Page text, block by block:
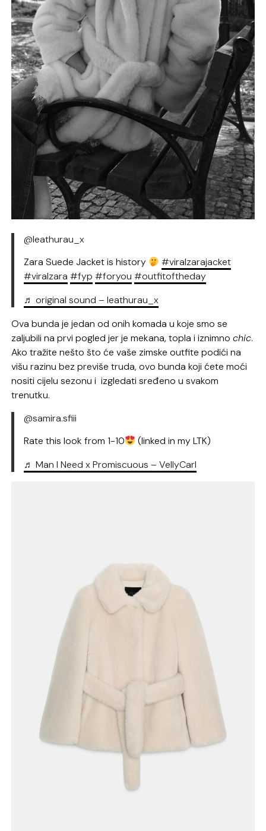
@leathurau_x
Zara Suede Jacket is history
#viralzarajacket
#viralzara #fyp #foryou #outfitoftheday
♬ original sound – leathurau_x
Ova bunda je jedan od onih komada u koje smo se
zaljubili na prvi pogled jer je mekana, topla i iznimnochic.
Ako tražite nešto što će vaše zimske outfite podići na
višu razinu bez previše truda, ovo bunda koji ćete moći
nositi cijelu sezonu i izgledati sređeno u svakom
trenutku.
@samira.sfiii
Rate this look from 1-10
(linked in my LTK)
♬ Man I Need x Promiscuous – VellyCarl